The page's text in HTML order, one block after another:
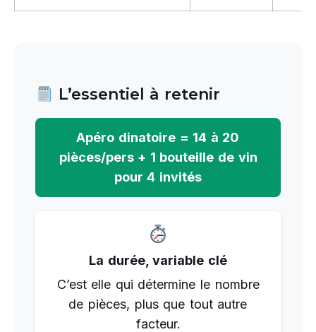
L’essentiel à retenir
Apéro dinatoire = 14 à 20
pièces/pers + 1 bouteille de vin
pour 4 invités
La durée, variable clé
C’est elle qui détermine le nombre
de pièces, plus que tout autre
facteur.